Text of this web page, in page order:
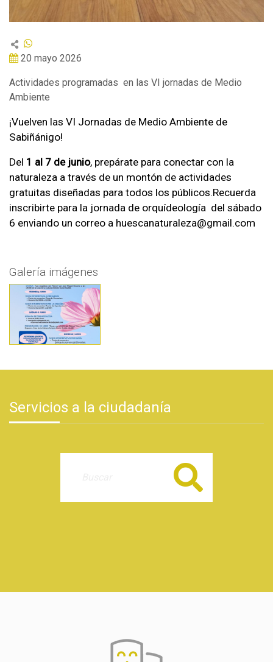
20 mayo 2026
Actividades programadas en las VI jornadas de Medio
Ambiente
¡Vuelven las VI Jornadas de Medio Ambiente de
Sabiñánigo!
Del 1 al 7 de junio, prepárate para conectar con la
naturaleza a través de un montón de actividades
gratuitas diseñadas para todos los públicos.Recuerda
inscribirte para la jornada de orquídeología del sábado
6 enviando un correo a huescanaturaleza@gmail.com
Galería imágenes
Servicios a la ciudadanía
Buscar